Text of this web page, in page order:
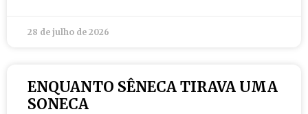
28 de julho de 2026
ENQUANTO SÊNECA TIRAVA UMA
SONECA